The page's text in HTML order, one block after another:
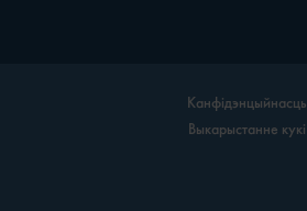
Канфідэнцыйнасць
Выкарыстанне кукі